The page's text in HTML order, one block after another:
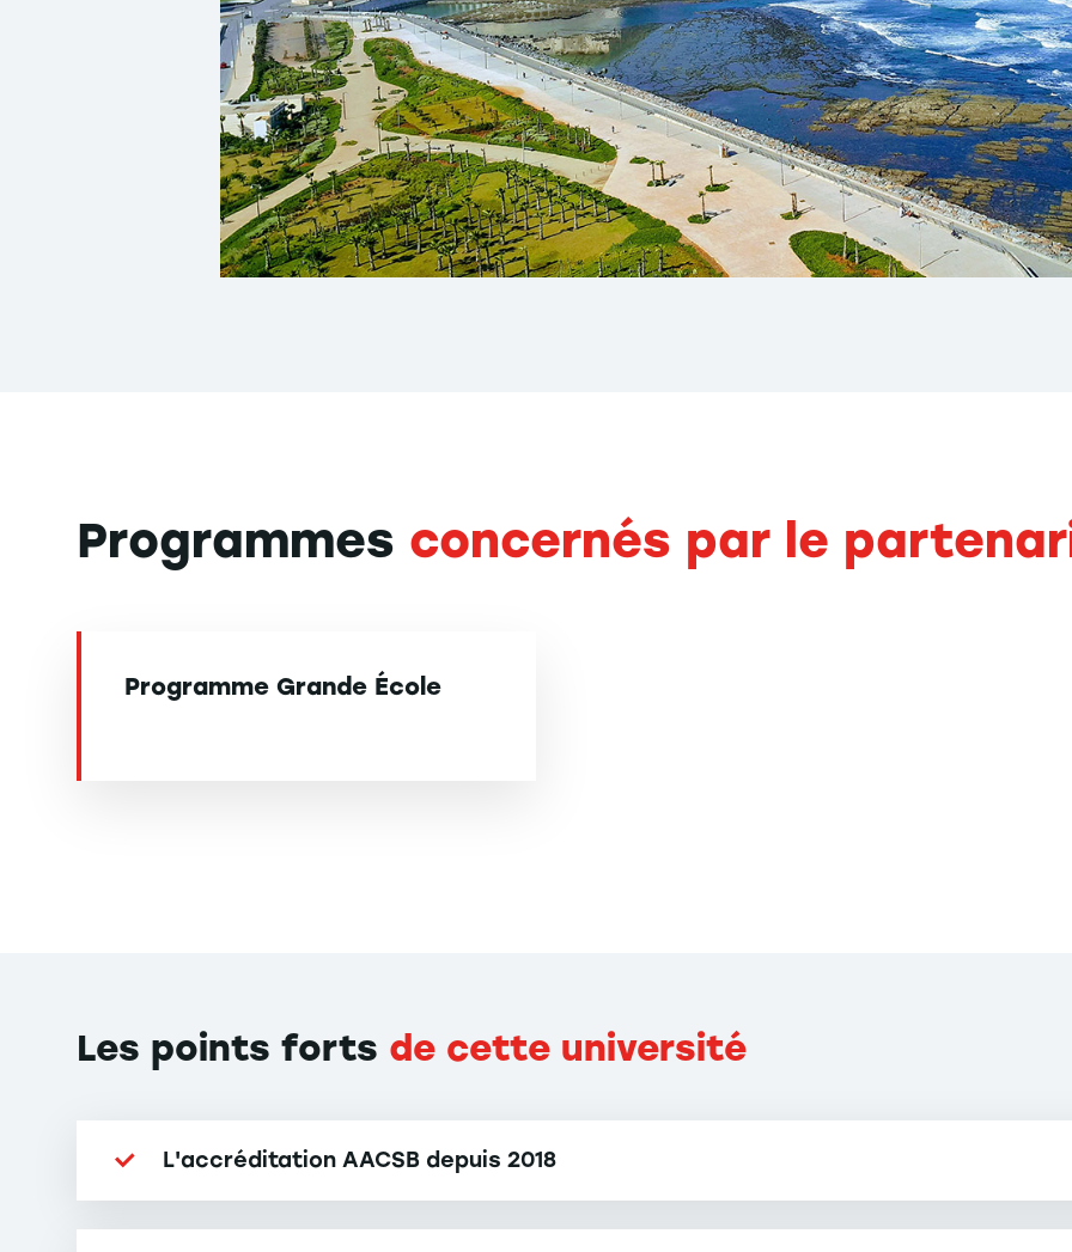
Programmes concernés par le
Programme Grande École
Les points forts de cette université
L'accréditation AACSB depuis 2018